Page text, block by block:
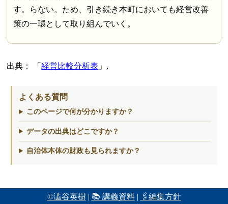
©澁谷英樹| 📚 講義資料| 🖇編集方針
す。らない。ため、引き続き本町においても経営改善
策の一環として取り組んでいく。
出典： 経営比較分析表 ,
よくある質問
このページで何が分かりますか？
データの出典はどこですか？
自治体本体の財政も見られますか？